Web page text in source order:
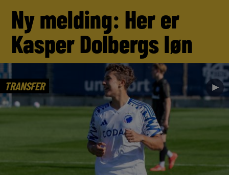
Ny melding: Her er
Kasper Dolbergs løn
TRANSFER ►